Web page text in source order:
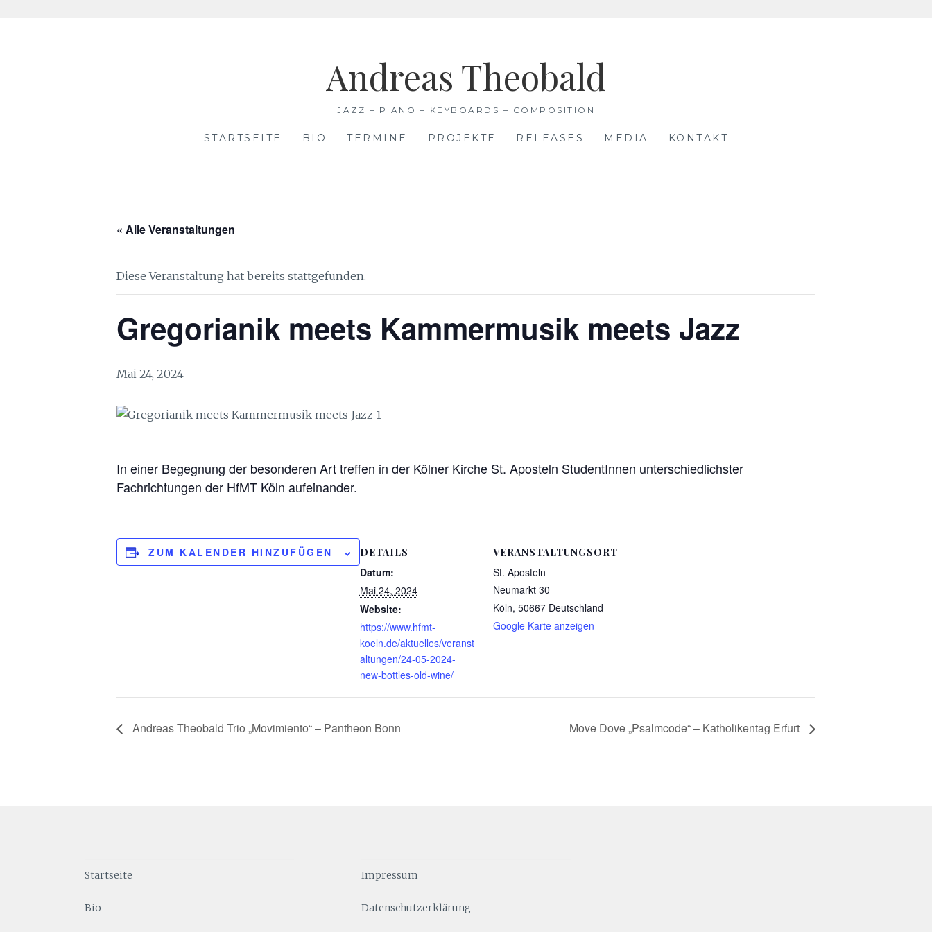
Andreas Theobald
JAZZ – PIANO – KEYBOARDS – COMPOSITION
STARTSEITE BIO TERMINE PROJEKTE RELEASES MEDIA KONTAKT
« Alle Veranstaltungen
Diese Veranstaltung hat bereits stattgefunden.
Gregorianik meets Kammermusik meets Jazz
Mai 24, 2024
In einer Begegnung der besonderen Art treffen in der Kölner Kirche St. Aposteln StudentInnen unterschiedlichster
Fachrichtungen der HfMT Köln aufeinander.
ZUM KALENDER HINZUFÜGEN DETAILS
Datum:
Mai 24, 2024
Website:
https://www.hfmt-
koeln.de/aktuelles/veranst
altungen/24-05-2024-
new-bottles-old-wine/
VERANSTALTUNGSORT
St. Aposteln
Neumarkt 30
Köln, 50667 Deutschland
Google Karte anzeigen
Andreas Theobald Trio „Movimiento“ – Pantheon Bonn Move Dove „Psalmcode“ – Katholikentag Erfurt
Startseite
Bio
Impressum
Datenschutzerklärung